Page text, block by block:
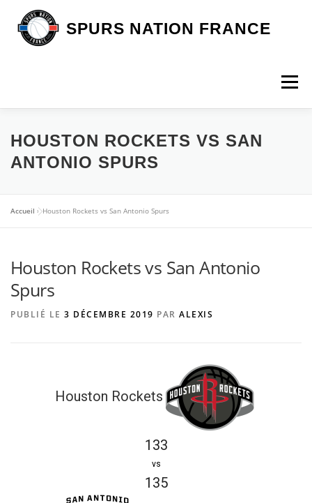
contenu
SPURS NATION FRANCE
Menu
DEVENIR MEMBRE LA BOUTIQUE SNF
HOUSTON ROCKETS VS SAN
ANTONIO SPURS
Accueil »Houston Rockets vs San Antonio Spurs
Houston Rockets vs San Antonio
Spurs
PUBLIÉ LE 3 DÉCEMBRE 2019 PAR ALEXIS
Houston Rockets
133
vs
135